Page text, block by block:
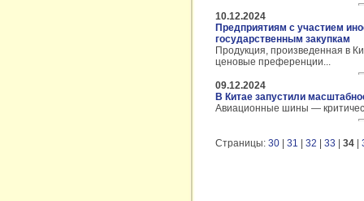
10.12.2024
Предприятиям с участием
государственным закупкам
Продукция, произведенная в
ценовые преференции...
09.12.2024
В Китае запустили
Авиационные шины —
Страницы: 30 31 32 33 34